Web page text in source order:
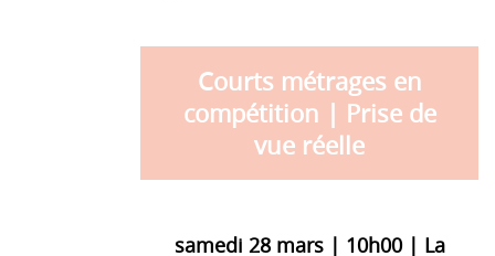
Courts métrages en
compétition | Prise de
vue réelle
samedi 28 mars | 10h00 | La